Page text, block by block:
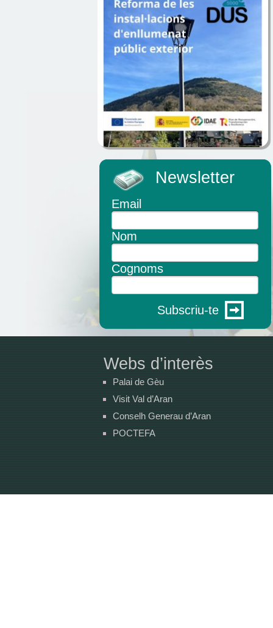
Newsletter
Email
Nom
Cognoms
Subscriu-te
Webs d’interès
Palai de Gèu
Visit Val d’Aran
Conselh Generau d’Aran
POCTEFA